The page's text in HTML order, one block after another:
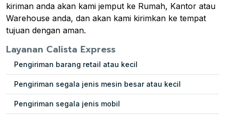
kiriman anda akan kami jemput ke Rumah, Kantor atau
Warehouse anda, dan akan kami kirimkan ke tempat
tujuan dengan aman.
Layanan Calista Express
Pengiriman barang retail atau kecil
Pengiriman segala jenis mesin besar atau kecil
Pengiriman segala jenis mobil